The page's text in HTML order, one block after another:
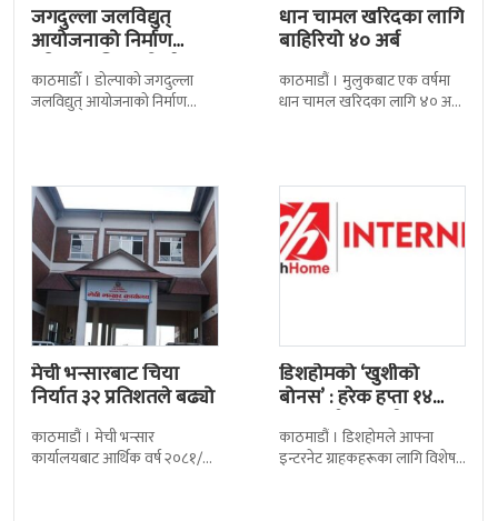
जगदुल्ला जलविद्युत्
आयोजनाको निर्माण
प्रक्रिया अघि बढ्यो : ठेक्का
सम्झौतामा…
काठमाडाैँ । डोल्पाको जगदुल्ला
जलविद्युत् आयोजनाको निर्माण
धान चामल खरिदका लागि
बाहिरियो ४० अर्ब
काठमाडौं । मुलुकबाट एक वर्षमा
धान चामल खरिदका लागि ४० अर्ब
मेची भन्सारबाट चिया
निर्यात ३२ प्रतिशतले बढ्यो
काठमाडौं । मेची भन्सार
कार्यालयबाट आर्थिक वर्ष २०८१/८२
डिशहोमको ‘खुशीको
बोनस’ : हरेक हप्ता १४
जनालाई एक वर्ष…
काठमाडौं । डिशहोमले आफ्ना
इन्टरनेट ग्राहकहरूका लागि विशेष